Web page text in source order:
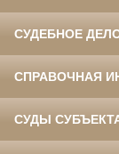
СУДЕБНОЕ
СПРАВОЧНАЯ
СУДЫ